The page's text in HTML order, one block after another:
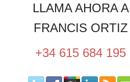
LLAMA AHORA A
FRANCIS ORTIZ
+34 615 684 195